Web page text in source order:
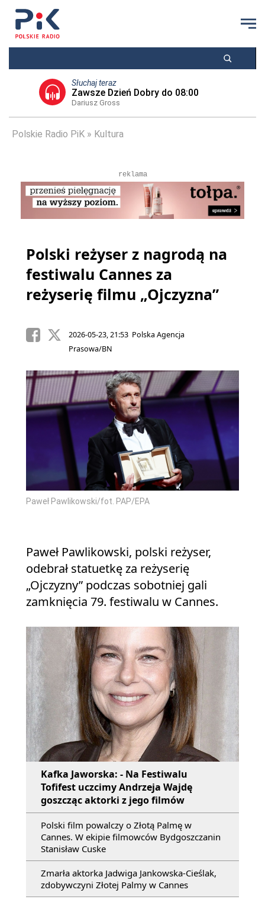
Słuchaj teraz
Zawsze Dzień Dobry do 08:00
Dariusz Gross
Polskie Radio PiK Kultura
reklama
Polski reżyser z nagrodą na
festiwalu Cannes za
reżyserię filmu „Ojczyzna”
2026-05-23, 21:53 Polska Agencja
Prasowa/BN
Paweł Pawlikowski/fot. PAP/EPA
Paweł Pawlikowski, polski reżyser,
odebrał statuetkę za reżyserię
„Ojczyzny” podczas sobotniej gali
zamknięcia 79. festiwalu w Cannes.
Kafka Jaworska: - Na Festiwalu
Tofifest uczcimy Andrzeja Wajdę
goszcząc aktorki z jego filmów
Polski film powalczy o Złotą Palmę w
Cannes. W ekipie filmowców Bydgoszczanin
Stanisław Cuske
Zmarła aktorka Jadwiga Jankowska-Cieślak,
zdobywczyni Złotej Palmy w Cannes